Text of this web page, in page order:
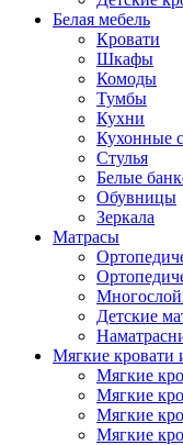
Белая мебель
Кровати
Шкафы
Комоды
Тумбы
Кухни
Кухонные
Стулья
Белые
Обувницы
Зеркала
Матрасы
Детские
Мягкие кровати
Мягкие
Мягкие
Мягкие
Мягкие